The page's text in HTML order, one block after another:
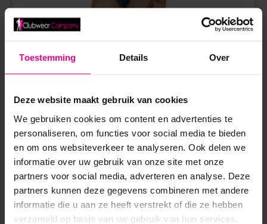
Toestemming Details Over
Deze website maakt gebruik van cookies
We gebruiken cookies om content en advertenties te
personaliseren, om functies voor social media te bieden
en om ons websiteverkeer te analyseren. Ook delen we
informatie over uw gebruik van onze site met onze
partners voor social media, adverteren en analyse. Deze
partners kunnen deze gegevens combineren met andere
informatie die u aan ze heeft verstrekt of die ze hebben
verzameld op basis van uw gebruik van hun services.
VISNET TANK TOP AQUA – CLEVER MODA
Op voorraad
€49,95 €10,00